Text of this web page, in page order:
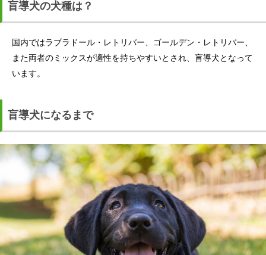
盲導犬の犬種は？
国内ではラブラドール・レトリバー、ゴールデン・レトリバー、
また両者のミックスが適性を持ちやすいとされ、盲導犬となって
います。
盲導犬になるまで